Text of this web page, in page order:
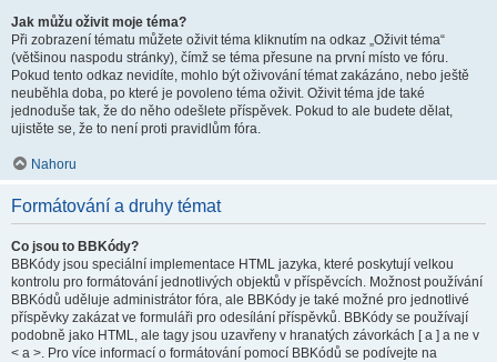
Jak můžu oživit moje téma?
Při zobrazení tématu můžete oživit téma kliknutím na odkaz „Oživit téma“
(většinou naspodu stránky), čímž se téma přesune na první místo ve fóru.
Pokud tento odkaz nevidíte, mohlo být oživování témat zakázáno, nebo ještě
neuběhla doba, po které je povoleno téma oživit. Oživit téma jde také
jednoduše tak, že do něho odešlete příspěvek. Pokud to ale budete dělat,
ujistěte se, že to není proti pravidlům fóra.
Nahoru
Formátování a druhy témat
Co jsou to BBKódy?
BBKódy jsou speciální implementace HTML jazyka, které poskytují velkou
kontrolu pro formátování jednotlivých objektů v příspěvcích. Možnost používání
BBKódů uděluje administrátor fóra, ale BBKódy je také možné pro jednotlivé
příspěvky zakázat ve formuláři pro odesílání příspěvků. BBKódy se používají
podobně jako HTML, ale tagy jsou uzavřeny v hranatých závorkách [ a ] a ne v
< a >. Pro více informací o formátování pomocí BBKódů se podívejte na